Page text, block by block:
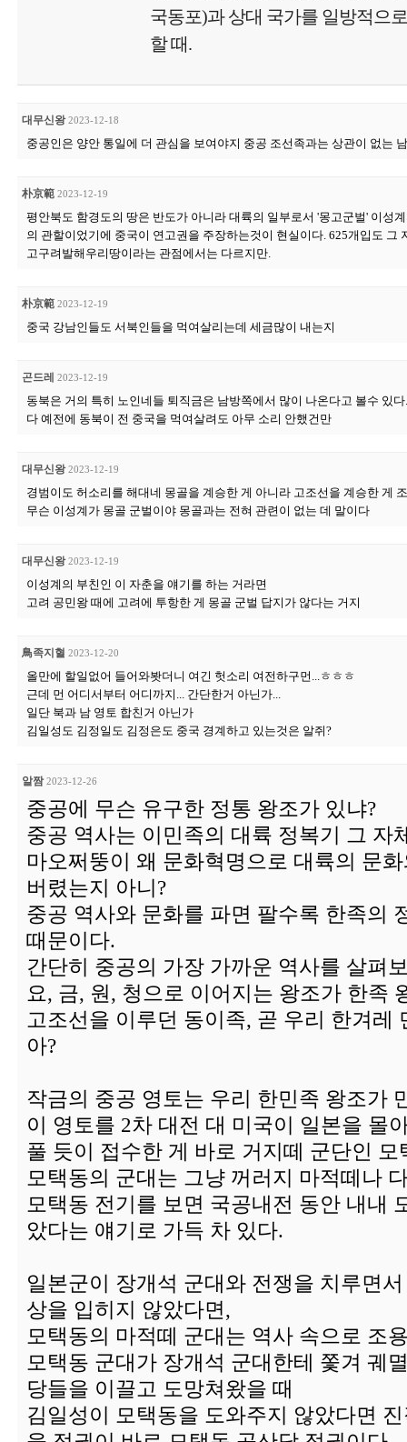
국동포)과 상대 국가를 일방적으
할 때.
대무신왕 2023-12-18
중공인은 양안 통일에 더 관심을 보여야지 중공 조선족과는 상관이 없는
朴京範 2023-12-19
평안북도 함경도의 땅은 반도가 아니라 대륙의 일부로서 '몽고군벌' 이성
의 관할이었기에 중국이 연고권을 주장하는것이 현실이다. 625개입도 그
고구려발해우리땅이라는 관점에서는 다르지만.
朴京範 2023-12-19
중국 강남인들도 서북인들을 먹여살리는데 세금많이 내는지
곤드레 2023-12-19
동북은 거의 특히 노인네들 퇴직금은 남방쪽에서 많이 나온다고 볼수 있
다 예전에 동북이 전 중국을 먹여살려도 아무 소리 안했건만
대무신왕 2023-12-19
경범이도 허소리를 해대네 몽골을 계승한 게 아니라 고조선을 계승한 게
무슨 이성계가 몽골 군벌이야 몽골과는 전혀 관련이 없는 데 말이다
대무신왕 2023-12-19
이성계의 부친인 이 자춘을 얘기를 하는 거라면
고려 공민왕 때에 고려에 투항한 게 몽골 군벌 답지가 않다는 거지
鳥족지혈 2023-12-20
올만에 할일없어 들어와봣더니 여긴 헛소리 여전하구먼...ㅎㅎㅎ
근데 먼 어디서부터 어디까지... 간단한거 아닌가...
일단 북과 남 영토 합친거 아닌가
김일성도 김정일도 김정은도 중국 경계하고 있는것은 알쥐?
알짬 2023-12-26
중공에 무슨 유구한 정통 왕조가 있냐?
중공 역사는 이민족의 대륙 정복기 그 자
마오쩌뚱이 왜 문화혁명으로 대륙의 문
버렸는지 아니?
중공 역사와 문화를 파면 팔수록 한족의
때문이다.
간단히 중공의 가장 가까운 역사를 살펴
요, 금, 원, 청으로 이어지는 왕조가 한족
고조선을 이루던 동이족, 곧 우리 한겨레
아?
작금의 중공 영토는 우리 한민족 왕조가
이 영토를 2차 대전 대 미국이 일본을 몰
풀 듯이 접수한 게 바로 거지떼 군단인
모택동의 군대는 그냥 꺼러지 마적떼나
모택동 전기를 보면 국공내전 동안 내내
았다는 얘기로 가득 차 있다.
일본군이 장개석 군대와 전쟁을 치루면
상을 입히지 않았다면,
모택동의 마적떼 군대는 역사 속으로 조
모택동 군대가 장개석 군대한테 쫓겨 궤
당들을 이끌고 도망쳐왔을 때
김일성이 모택동을 도와주지 않았다면